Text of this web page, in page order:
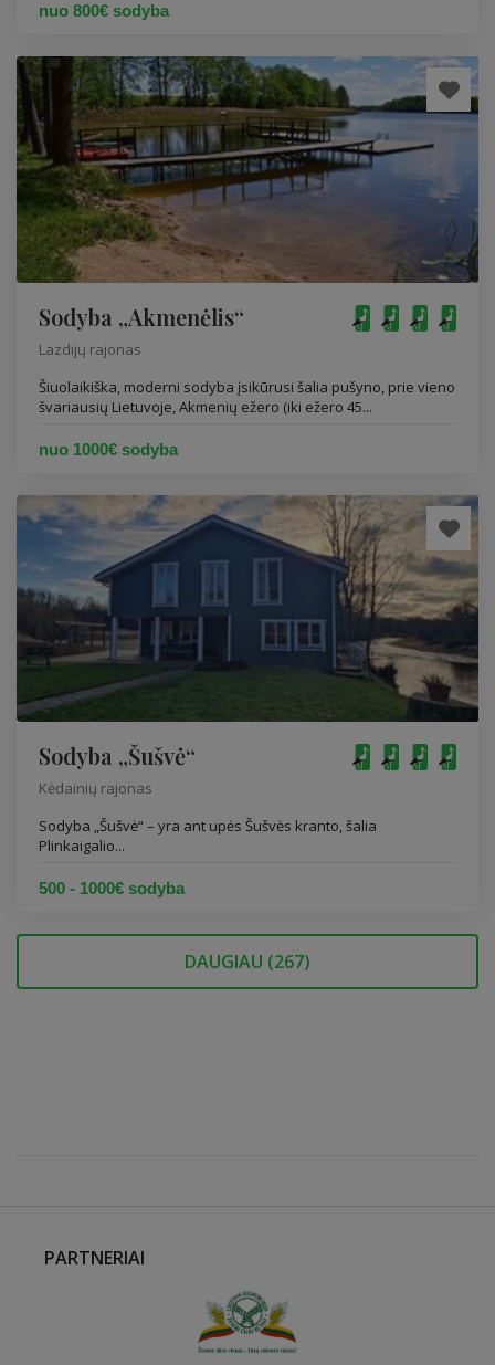
nuo 800€ sodyba
Sodyba „Akmenėlis“
Lazdijų rajonas
Šiuolaikiška, moderni sodyba įsikūrusi šalia pušyno, prie vieno
švariausių Lietuvoje, Akmenių ežero (iki ežero 45...
nuo 1000€ sodyba
Sodyba „Šušvė“
Kėdainių rajonas
Sodyba „Šušvė“ – yra ant upės Šušvės kranto, šalia
Plinkaigalio...
500 - 1000€ sodyba
DAUGIAU (267)
PARTNERIAI